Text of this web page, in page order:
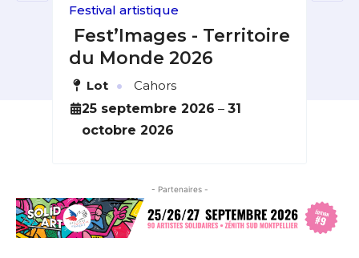
Festival artistique
Fest’Images - Territoire
du Monde 2026
Lot ·
Cahors
25 septembre 2026 –31
octobre 2026
- Partenaires -